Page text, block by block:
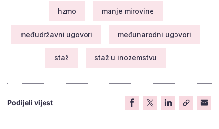
hzmo manje mirovine
međudržavni ugovori međunarodni ugovori
staž staž u inozemstvu
Podijeli vijest